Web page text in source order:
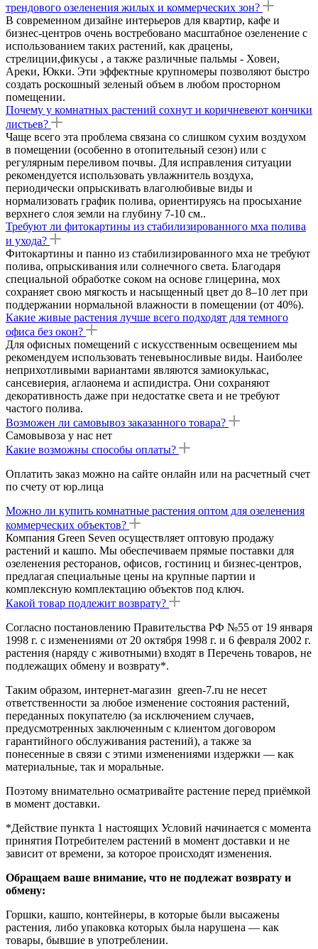
трендового озеленения жилых и коммерческих зон?
В современном дизайне интерьеров для квартир, кафе и
бизнес-центров очень востребовано масштабное озеленение с
использованием таких растений, как драцены,
стрелиции,фикусы , а также различные пальмы - Ховеи,
Ареки, Юкки. Эти эффектные крупномеры позволяют быстро
создать роскошный зеленый объем в любом просторном
помещении.
Почему у комнатных растений сохнут и коричневеют кончики
листьев?
Чаще всего эта проблема связана со слишком сухим воздухом
в помещении (особенно в отопительный сезон) или с
регулярным переливом почвы. Для исправления ситуации
рекомендуется использовать увлажнитель воздуха,
периодически опрыскивать влаголюбивые виды и
нормализовать график полива, ориентируясь на просыхание
верхнего слоя земли на глубину 7-10 см..
Требуют ли фитокартины из стабилизированного мха полива
и ухода?
Фитокартины и панно из стабилизированного мха не требуют
полива, опрыскивания или солнечного света. Благодаря
специальной обработке соком на основе глицерина, мох
сохраняет свою мягкость и насыщенный цвет до 8–10 лет при
поддержании нормальной влажности в помещении (от 40%).
Какие живые растения лучше всего подходят для темного
офиса без окон?
Для офисных помещений с искусственным освещением мы
рекомендуем использовать теневыносливые виды. Наиболее
неприхотливыми вариантами являются замиокулькас,
сансевиерия, аглаонема и аспидистра. Они сохраняют
декоративность даже при недостатке света и не требуют
частого полива.
Возможен ли самовывоз заказанного товара?
Самовывоза у нас нет
Какие возможны способы оплаты?
Оплатить заказ можно на сайте онлайн или на расчетный счет
по счету от юр.лица
Можно ли купить комнатные растения оптом для озеленения
коммерческих объектов?
Компания Green Seven осуществляет оптовую продажу
растений и кашпо. Мы обеспечиваем прямые поставки для
озеленения ресторанов, офисов, гостиниц и бизнес-центров,
предлагая специальные цены на крупные партии и
комплексную комплектацию объектов под ключ.
Какой товар подлежит возврату?
Согласно постановлению Правительства РФ №55 от 19 января
1998 г. с изменениями от 20 октября 1998 г. и 6 февраля 2002 г.
растения (наряду с животными) входят в Перечень товаров, не
подлежащих обмену и возврату*.
Таким образом, интернет-магазин green-7.ru не несет
ответственности за любое изменение состояния растений,
переданных покупателю (за исключением случаев,
предусмотренных заключенным с клиентом договором
гарантийного обслуживания растений), а также за
понесенные в связи с этими изменениями издержки — как
материальные, так и моральные.
Поэтому внимательно осматривайте растение перед приёмкой
в момент доставки.
*Действие пункта 1 настоящих Условий начинается с момента
принятия Потребителем растений в момент доставки и не
зависит от времени, за которое происходят изменения.
Обращаем ваше внимание, что не подлежат возврату и
обмену:
Горшки, кашпо, контейнеры, в которые были высажены
растения, либо упаковка которых была нарушена — как
товары, бывшие в употреблении.